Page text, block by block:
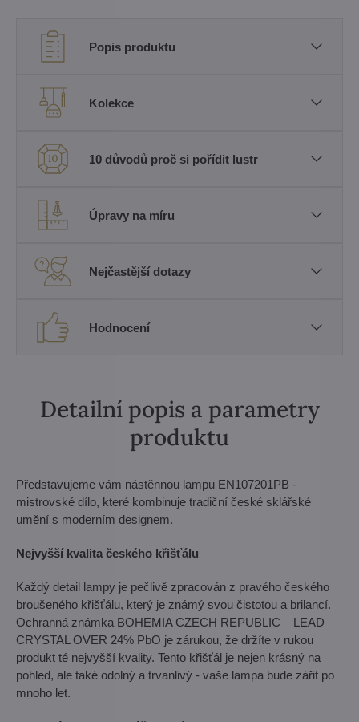
Popis produktu
Kolekce
10 důvodů proč si pořídit lustr
Úpravy na míru
Nejčastější dotazy
Hodnocení
Detailní popis a parametry
produktu
Představujeme vám nástěnnou lampu EN107201PB -
mistrovské dílo, které kombinuje tradiční české sklářské
umění s moderním designem.
Nejvyšší kvalita českého křišťálu
Každý detail lampy je pečlivě zpracován z pravého českého
broušeného křišťálu, který je známý svou čistotou a brilancí.
Ochranná známka BOHEMIA CZECH REPUBLIC – LEAD
CRYSTAL OVER 24% PbO je zárukou, že držíte v rukou
produkt té nejvyšší kvality. Tento křišťál je nejen krásný na
pohled, ale také odolný a trvanlivý - vaše lampa bude zářit po
mnoho let.